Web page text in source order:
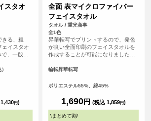
スタオ
きる、粗
ェイスタオ
、一般的
「標準的
どちらに
インクジ
ーション
再現性の
円)
全面 表マイクロファイバー
フェイスタオル
タオル / 重光商事
全1色
昇華転写でプリントするので、発色
が良い全面印刷のフェイスタオルを
作成することが可能になりました！
ル生地、裏面は吸水性のあるコット
性を兼ね備えたアイテムです。 チー
ーグッズ、スポーツイベントの販促
品としてもおすすめです。
輪転昇華転写
ポリエステル55%、綿45%
1,690円 (税込 1,859円)
\まとめて割/